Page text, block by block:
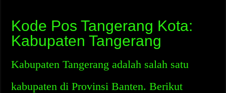
Kode Pos Tangerang Kota:
Kabupaten Tangerang
Kabupaten Tangerang adalah salah satu
kabupaten di Provinsi Banten. Berikut